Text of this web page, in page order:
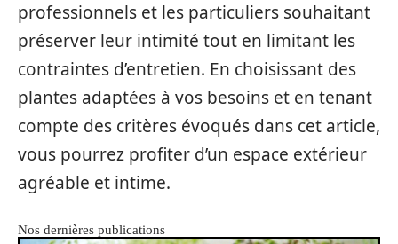
professionnels et les particuliers souhaitant
préserver leur intimité tout en limitant les
contraintes d’entretien. En choisissant des
plantes adaptées à vos besoins et en tenant
compte des critères évoqués dans cet article,
vous pourrez profiter d’un espace extérieur
agréable et intime.
Nos dernières publications